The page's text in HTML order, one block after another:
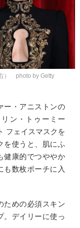
） photo by Getty
ー・アニストンの
ン・トゥーミー
フェイスマスクを
を使うと、肌にふ
健康的でつややか
も数枚ポーチに入
ための必須スキン
。デイリーに使っ